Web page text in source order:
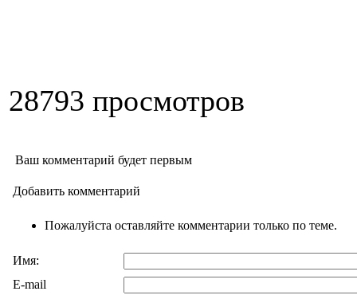
28793 просмотров
Ваш комментарий будет первым
Добавить комментарий
Пожалуйста оставляйте комментарии только по теме.
Имя:
E-mail